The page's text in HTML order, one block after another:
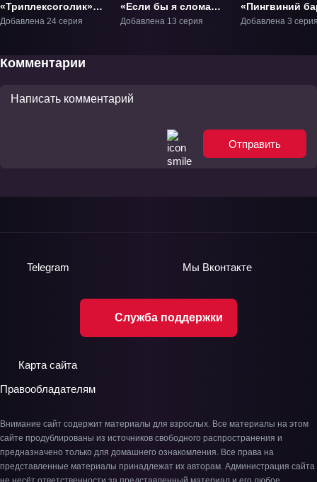
«Триплексоголик»
ТВ-1
Добавлена 24 серия
«Если бы я сломал
её флаг» ТВ-1
Добавлена 13 серия
«Пингвиний
- Фильм»
Добавлена 3
Комментарии
Отправить
Служба поддержки
Telegram Мы Вконтакте
Карта сайта
Правообладателям
Внимание сайт содержит материалы для взрослых. Все материалы на этом
сайте продублированы из источников свободного распространения и
предназначено только для домашнего ознакомления. Все права на
представленные материалы принадлежат их авторам. Администрация сайта